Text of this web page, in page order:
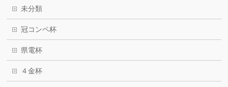
未分類
冠コンペ杯
県電杯
４金杯